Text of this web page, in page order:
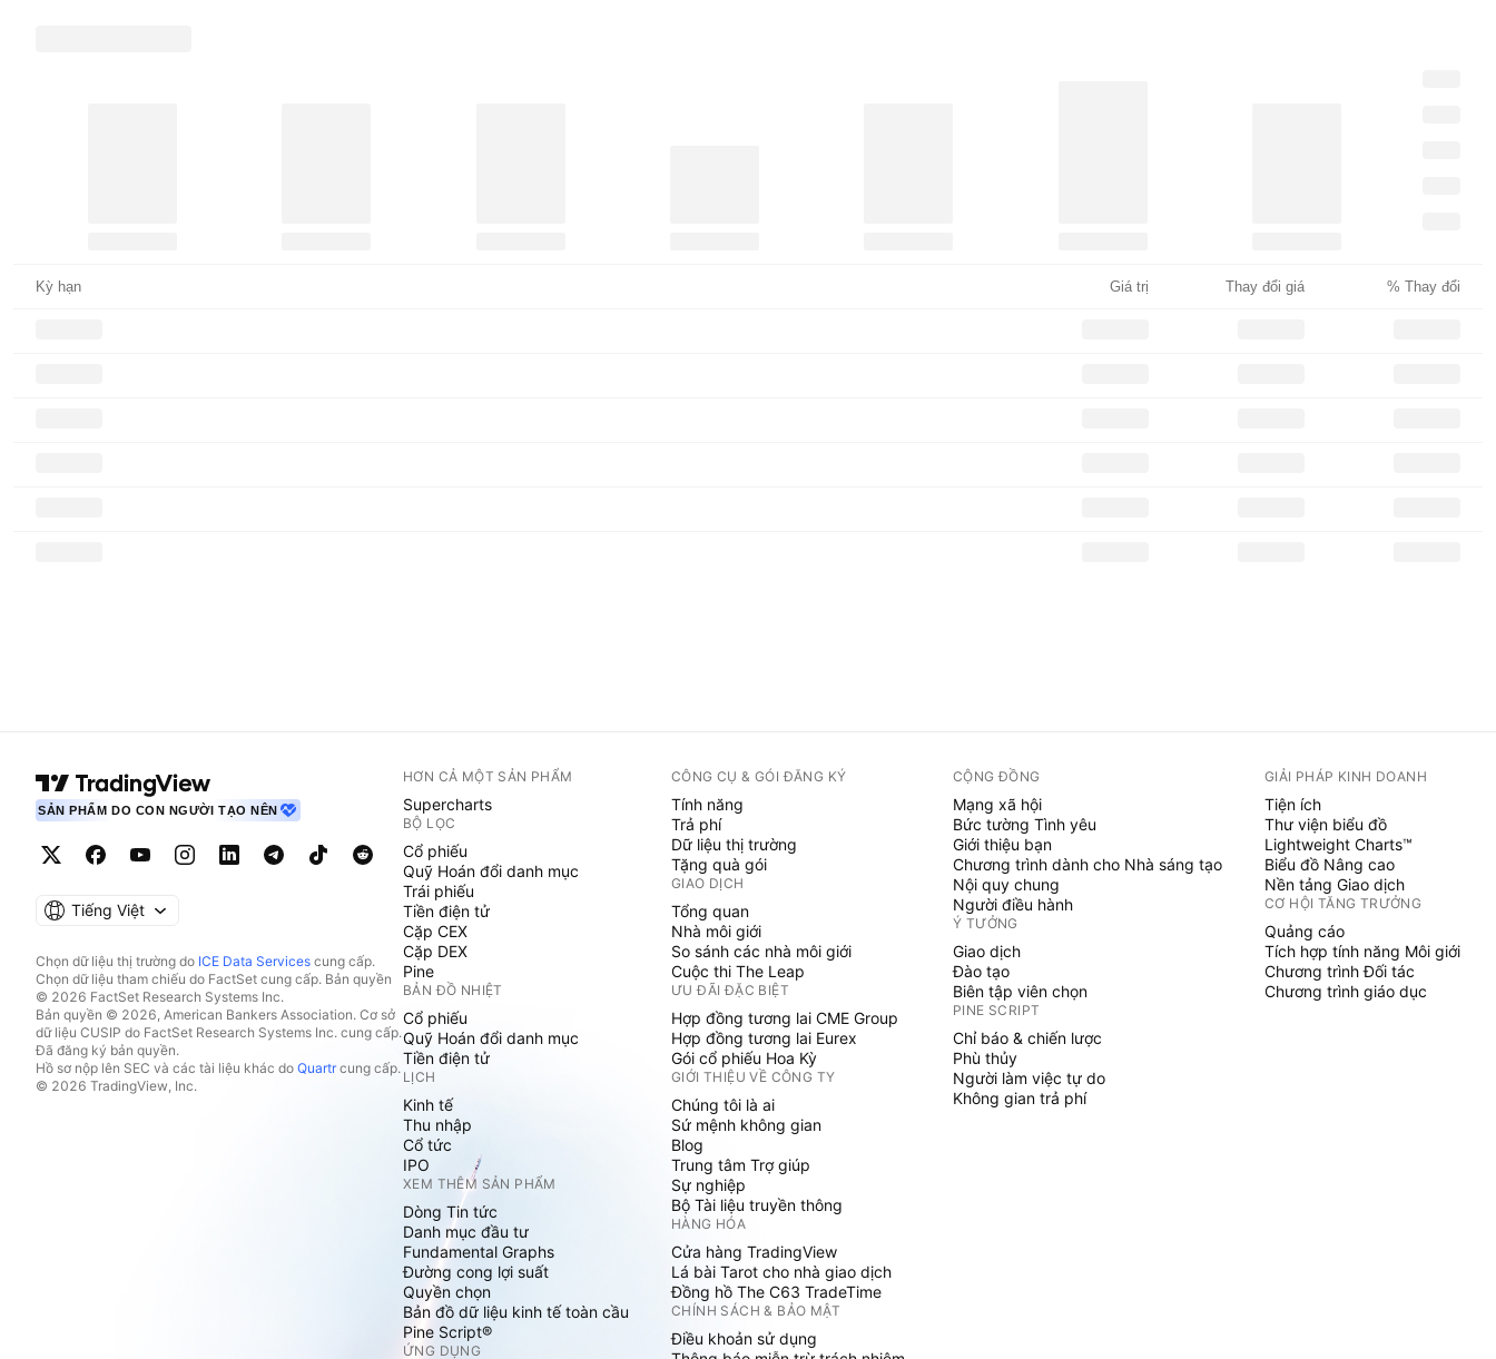
Kỳ hạn Giá trị Thay đổi giá % Thay đổi
SẢN PHẨM DO CON NGƯỜI TẠO NÊN
Tiếng Việt
Chọn dữ liệu thị trường do ICE Data Services cung cấp.
Chọn dữ liệu tham chiếu do FactSet cung cấp. Bản quyền
© 2026 FactSet Research Systems Inc.
Bản quyền © 2026, American Bankers Association. Cơ sở
dữ liệu CUSIP do FactSet Research Systems Inc. cung cấp.
Đã đăng ký bản quyền.
Hồ sơ nộp lên SEC và các tài liệu khác do Quartrcung cấp.
© 2026 TradingView, Inc.
HƠN CẢ MỘT SẢN PHẨM
Supercharts
BỘ LỌC
Cổ phiếu
Quỹ Hoán đổi danh mục
Trái phiếu
Tiền điện tử
Cặp CEX
Cặp DEX
Pine
BẢN ĐỒ NHIỆT
Cổ phiếu
Quỹ Hoán đổi danh mục
Tiền điện tử
LỊCH
Kinh tế
Thu nhập
Cổ tức
IPO
XEM THÊM SẢN PHẨM
Dòng Tin tức
Danh mục đầu tư
Fundamental Graphs
Đường cong lợi suất
Quyền chọn
Bản đồ dữ liệu kinh tế toàn cầu
Pine Script®
ỨNG DỤNG
CÔNG CỤ & GÓI ĐĂNG KÝ
Tính năng
Trả phí
Dữ liệu thị trường
Tặng quà gói
GIAO DỊCH
Tổng quan
Nhà môi giới
So sánh các nhà môi giới
Cuộc thi The Leap
ƯU ĐÃI ĐẶC BIỆT
Hợp đồng tương lai CME Group
Hợp đồng tương lai Eurex
Gói cổ phiếu Hoa Kỳ
GIỚI THIỆU VỀ CÔNG TY
Chúng tôi là ai
Sứ mệnh không gian
Blog
Trung tâm Trợ giúp
Sự nghiệp
Bộ Tài liệu truyền thông
HÀNG HÓA
Cửa hàng TradingView
Lá bài Tarot cho nhà giao dịch
Đồng hồ The C63 TradeTime
CHÍNH SÁCH & BẢO MẬT
Điều khoản sử dụng
CỘNG ĐỒNG
Mạng xã hội
Bức tường Tình yêu
Giới thiệu bạn
Chương trình dành cho Nhà sáng tạo
Nội quy chung
Người điều hành
Ý TƯỞNG
Giao dịch
Đào tạo
Biên tập viên chọn
PINE SCRIPT
Chỉ báo & chiến lược
Phù thủy
Người làm việc tự do
Không gian trả phí
GIẢI PHÁP KINH DOANH
Tiện ích
Thư viện biểu đồ
Lightweight Charts™
Biểu đồ Nâng cao
Nền tảng Giao dịch
CƠ HỘI TĂNG TRƯỞNG
Quảng cáo
Tích hợp tính năng Môi giới
Chương trình Đối tác
Chương trình giáo dục